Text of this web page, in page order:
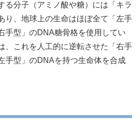
る分子（アミノ酸や糖）には「キラ
り、地球上の生命はほぼ全て「左手
手型」のDNA糖骨格を使用してい
、これを人工的に逆転させた「右手
手型」のDNAを持つ生命体を合成